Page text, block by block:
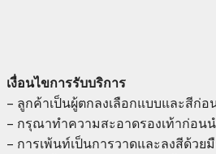
เงื่อนไขการรับบริการ
– ลูกค้าเป็นผู้ตกลงเลือกแบบและสีก่
– กรุณาทำความสะอาดรองเท้าก่อน
– การเพ้นท์เป็นการวาดและลงสีด้วย